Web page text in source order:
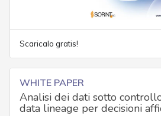
Scaricalo gratis!
WHITE PAPER
Analisi dei dati sotto
data lineage per decisioni